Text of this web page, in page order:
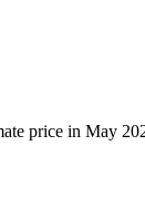
price in May